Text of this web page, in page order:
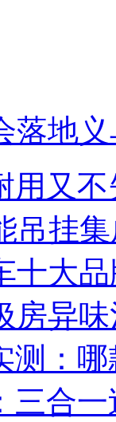
落地
用又
吊挂
十大
房异
测：
三合